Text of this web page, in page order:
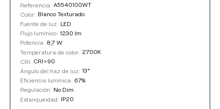
ÁNGULO DEL HAZ DE LUZ
13°
32°
53°
Referencia: A5540100WT
Color: Blanco Texturado
Fuente de luz: LED
Flujo lumínico: 1230 lm
Potencia: 8,7 W
Temperatura de color: 2700K
CRI: CRI>90
Ángulo del haz de luz: 13°
Eficiencia lumínica: 67%
Regulación: No Dim
Estanqueidad: IP20